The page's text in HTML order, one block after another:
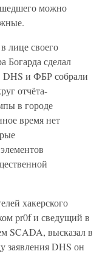
можно
лице своего
Богарда сделал
DHS и ФБР собрали
отчёта-
в городе
время нет
хакерского
pr0f и сведущий в
SCADA, высказал в
заявления DHS он